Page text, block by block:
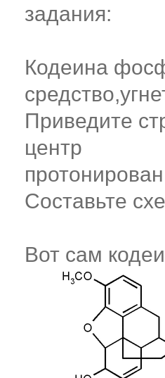
задания:
Кодеина
Приведите
центр
Составьте
Вот сам